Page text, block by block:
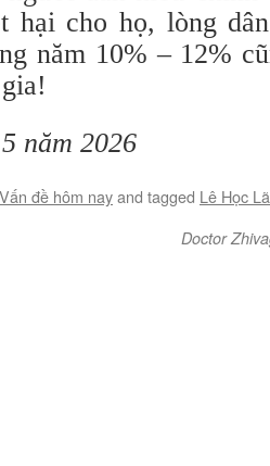
hại cho họ, lòng
năm 10% – 12%
năm 2026
Vấn đề hôm nayand tagged Lê Học
Doctor